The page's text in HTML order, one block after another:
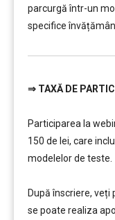
parcurgă într-un
specifice
⇒ TAXĂ DE
Participarea la
150 de lei, care
modelelor de teste.
După înscriere,
se poate realiza